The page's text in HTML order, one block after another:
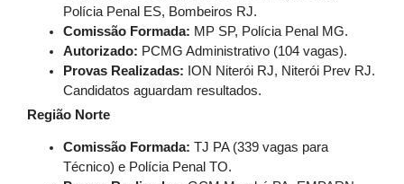
Polícia Penal ES, Bombeiros RJ.
Comissão Formada: MP SP, Polícia Penal MG.
Autorizado: PCMG Administrativo (104 vagas).
Provas Realizadas: ION Niterói RJ, Niterói Prev RJ.
Candidatos aguardam resultados.
Região Norte
Comissão Formada: TJ PA (339 vagas para
Técnico) e Polícia Penal TO.